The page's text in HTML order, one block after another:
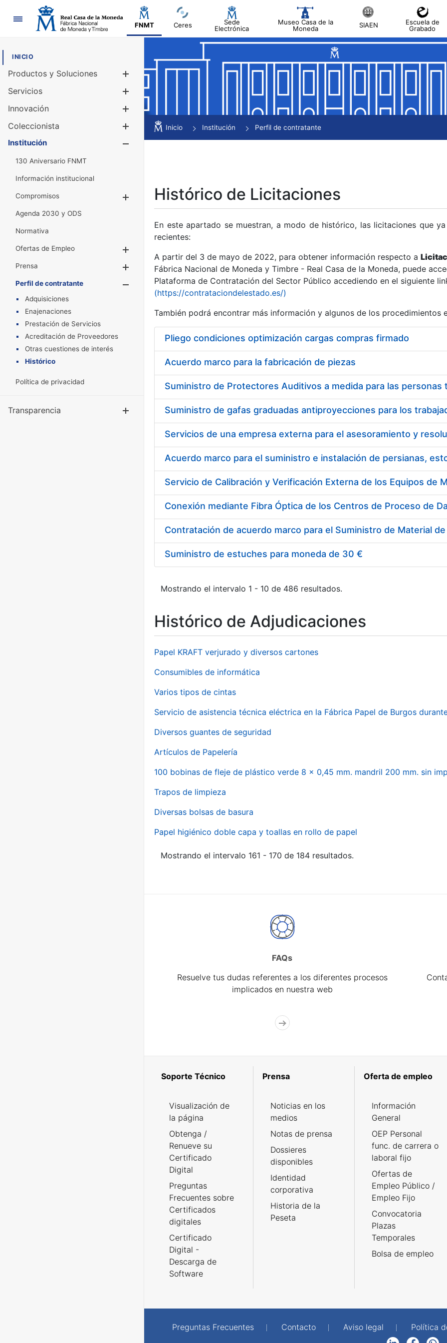
Navegación
FNMT Ceres
Sede
Electrónica
Museo Casa de la
Moneda
SIAEN
Escuela de
Grabado
INICIO
Productos y Soluciones
Mostrar/Ocultar
Servicios
Innovación
Coleccionista
Mostrar/Ocultar
Institución
130 Aniversario FNMT
Información institucional
Compromisos
Mostrar/Ocultar
Agenda 2030 y ODS
Normativa
Ofertas de Empleo
Prensa
Mostrar/Ocultar
Perfil de contratante
Mostrar/Ocultar
Adquisiciones
Enajenaciones
Prestación de Servicios
Acreditación de Proveedores
Otras cuestiones de interés
Histórico
Política de privacidad
Transparencia Mostrar/Ocultar
Inicio Institución Perfil de contratante
Histórico de Licitaciones
En este apartado se muestran, a modo de histórico, las licitaciones que
recientes:
A partir del 3 de mayo de 2022, para obtener información respecto a
Fábrica Nacional de Moneda y Timbre - Real Casa de la Moneda, puede
Plataforma de Contratación del Sector Público accediendo en el siguiente
(https://contrataciondelestado.es/)
También podrá encontrar más información y algunos de los procedimientos
Pliego condiciones optimización cargas compras firmado
Acuerdo marco para la fabricación de piezas
Acuerdo marco para el suministro e instalación de persianas,
Suministro de estuches para moneda de 30 €
Mostrando el intervalo 1 - 10 de 486 resultados.
Histórico de Adjudicaciones
Papel KRAFT verjurado y diversos cartones
Consumibles de informática
Varios tipos de cintas
Servicio de asistencia técnica eléctrica en la Fábrica Papel de Burgos
Diversos guantes de seguridad
Artículos de Papelería
100 bobinas de fleje de plástico verde 8 x 0,45 mm. mandril 200 mm. sin
Trapos de limpieza
Diversas bolsas de basura
Papel higiénico doble capa y toallas en rollo de papel
Mostrando el intervalo 161 - 170 de 184 resultados.
FAQs
Resuelve tus dudas referentes a los diferentes procesos
implicados en nuestra web
Soporte Técnico
Visualización de
la página
Obtenga /
Renueve su
Certificado
Digital
Preguntas
Frecuentes sobre
Certificados
digitales
Certificado
Digital -
Descarga de
Software
Prensa
Noticias en los
medios
Notas de prensa
Dossieres
disponibles
Identidad
corporativa
Historia de la
Peseta
Oferta de empleo
Información
General
OEP Personal
func. de carrera o
laboral fijo
Ofertas de
Empleo Público /
Empleo Fijo
Convocatoria
Plazas
Temporales
Bolsa de empleo
Preguntas Frecuentes Contacto Aviso legal Política